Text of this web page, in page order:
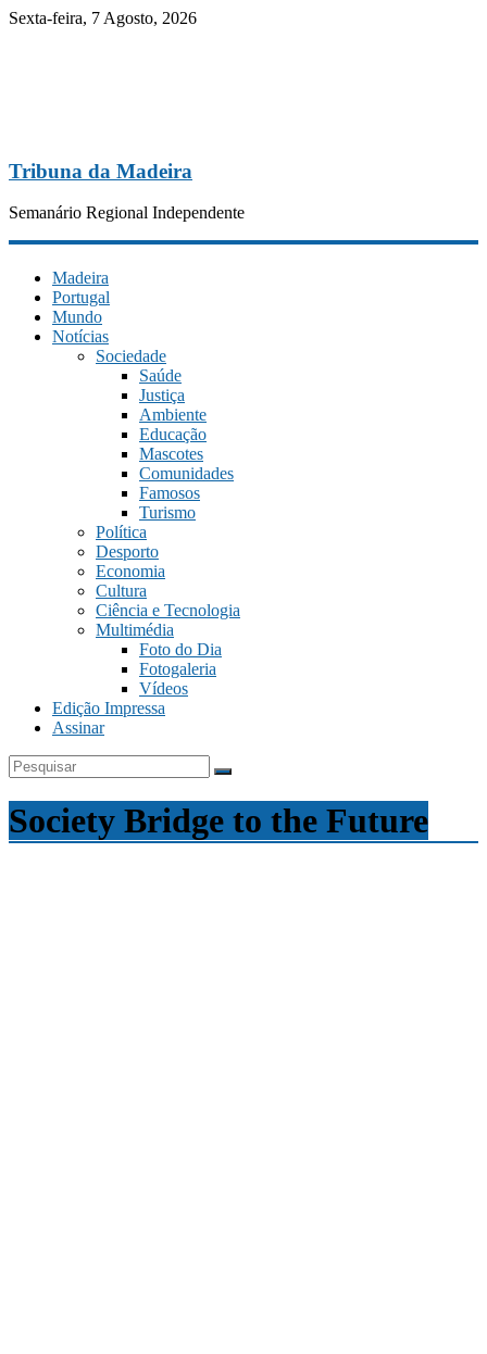
Sexta-feira, 7 Agosto, 2026
Tribuna da Madeira
Semanário Regional Independente
Madeira
Portugal
Mundo
Notícias
Sociedade
Saúde
Justiça
Ambiente
Educação
Mascotes
Comunidades
Famosos
Turismo
Política
Desporto
Economia
Cultura
Ciência e Tecnologia
Multimédia
Foto do Dia
Fotogaleria
Vídeos
Edição Impressa
Assinar
Society Bridge to the Future